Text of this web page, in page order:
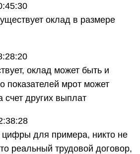
оклад в размере
оклад может быть и
показателей мрот может
счет других выплат
цифры для примера, никто не
реальный трудовой договор,